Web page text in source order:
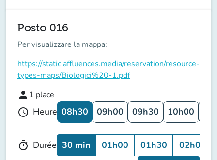
Posto 016
Per visualizzare la mappa:
https://static.affluences.media/reservation/resource-
types-maps/Biologici%20-1.pdf
person 1 place
schedule Heure 08h30 09h00 09h30 10h00
timer Durée 30 min 01h00 01h30 02h00